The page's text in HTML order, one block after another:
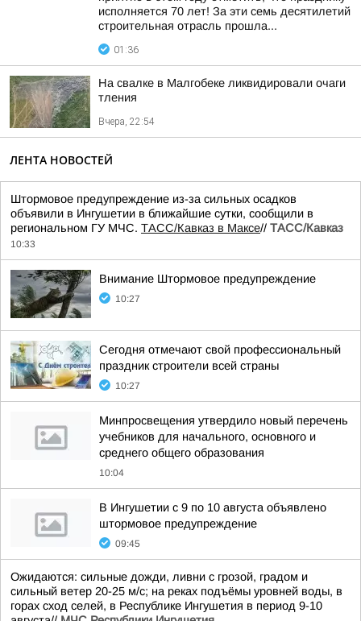
исполняется 70 лет! За эти семь десятилетий
строительная отрасль прошла...
01:36
На свалке в Малгобеке ликвидировали очаги
тления
Вчера, 22:54
ЛЕНТА НОВОСТЕЙ
Штормовое предупреждение из-за сильных осадков
объявили в Ингушетии в ближайшие сутки, сообщили в
региональном ГУ МЧС. ТАСС/Кавказ в Максе// ТАСС/Кавказ
10:33
Внимание Штормовое предупреждение
10:27
Сегодня отмечают свой профессиональный
праздник строители всей страны
10:27
Минпросвещения утвердило новый перечень
учебников для начального, основного и
среднего общего образования
10:04
В Ингушетии с 9 по 10 августа объявлено
штормовое предупреждение
09:45
Ожидаются: сильные дожди, ливни с грозой, градом и
сильный ветер 20-25 м/с; на реках подъёмы уровней воды, в
горах сход селей, в Республике Ингушетия в период 9-10